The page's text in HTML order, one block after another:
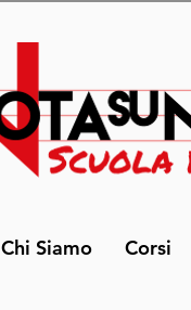
Chi Siamo Corsi